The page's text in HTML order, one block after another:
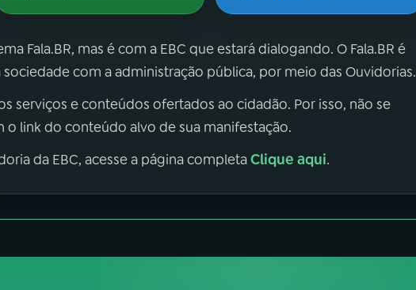
Fala.BR, mas é com a EBC que estará dialogando. O Fala.BR é
com a administração pública, por meio das Ouvidorias.
serviços e conteúdos ofertados ao cidadão. Por isso, não se
o link do conteúdo alvo de sua manifestação.
da EBC, acesse a página completaClique aqui.